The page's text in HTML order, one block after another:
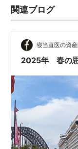
関連ブログ
寝当直医の資
2025年 春の